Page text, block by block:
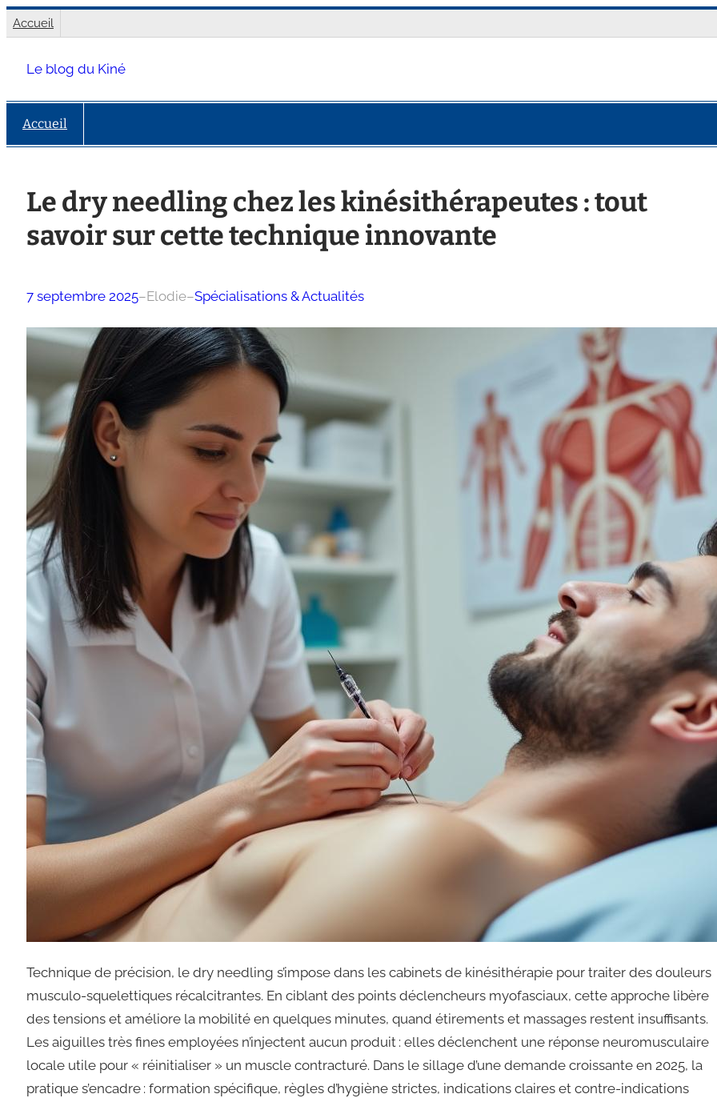
Aller
au
contenu
Accueil
Le blog du Kiné
Accueil
Le dry needling chez les kinésithérapeutes : tout
savoir sur cette technique innovante
7 septembre 2025–Elodie–Spécialisations & Actualités
Technique de précision, le dry needling s’impose dans les cabinets de kinésithérapie pour traiter des douleurs
musculo-squelettiques récalcitrantes. En ciblant des points déclencheurs myofasciaux, cette approche libère
des tensions et améliore la mobilité en quelques minutes, quand étirements et massages restent insuffisants.
Les aiguilles très fines employées n’injectent aucun produit : elles déclenchent une réponse neuromusculaire
locale utile pour « réinitialiser » un muscle contracturé. Dans le sillage d’une demande croissante en 2025, la
pratique s’encadre : formation spécifique, règles d’hygiène strictes, indications claires et contre-indications